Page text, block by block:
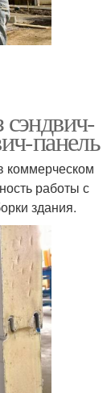
сэндвич-
панель
коммерческом
работы с
здания.